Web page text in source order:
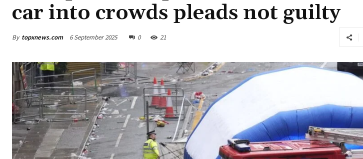
car into crowds pleads not guilty
By topxnews.com 6 September 2025 0 21